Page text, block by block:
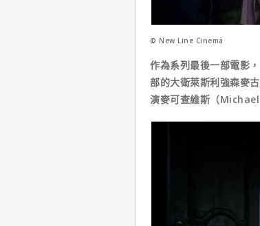
© New Line Cinema
作為系列最後一部電影
部的大衛萊斯利強森麥
演麥可查維斯（